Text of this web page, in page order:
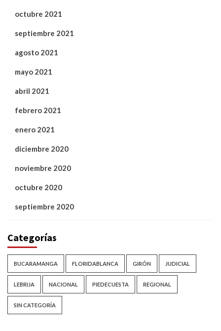
octubre 2021
septiembre 2021
agosto 2021
mayo 2021
abril 2021
febrero 2021
enero 2021
diciembre 2020
noviembre 2020
octubre 2020
septiembre 2020
Categorías
BUCARAMANGA FLORIDABLANCA GIRÓN JUDICIAL
LEBRIJA NACIONAL PIEDECUESTA REGIONAL
SIN CATEGORÍA